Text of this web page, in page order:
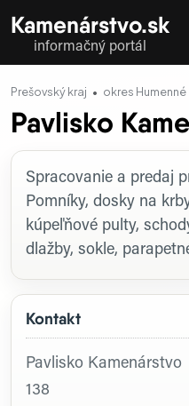
Kamenárstvo.sk
informačný portál
Prešovský kraj okres Humenné
Pavlisko
Kontakt
Pavlisko Kamenárstvo
138
Profil firmy
Spracovanie a predaj
Pomníky, dosky na
kúpeľňové pulty,
dlažby, sokle,